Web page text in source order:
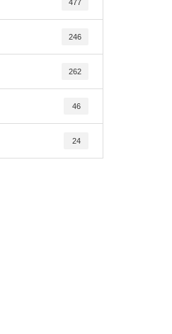
477
246
262
46
24